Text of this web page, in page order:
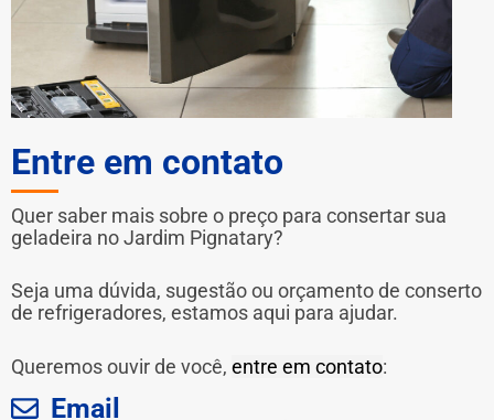
Entre em contato
Quer saber mais sobre o preço para consertar sua
geladeira no Jardim Pignatary?
Seja uma dúvida, sugestão ou orçamento de conserto
de refrigeradores, estamos aqui para ajudar.
Queremos ouvir de você, entre em contato:
Email